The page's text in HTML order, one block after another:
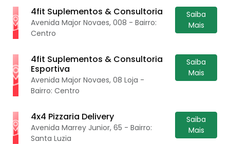
4fit Suplementos & Consultoria
Avenida Major Novaes, 008 - Bairro:
Centro
Saiba
Mais
4fit Suplementos & Consultoria
Esportiva
Avenida Major Novaes, 08 Loja -
Bairro: Centro
Saiba
Mais
4x4 Pizzaria Delivery
Avenida Marrey Junior, 65 - Bairro:
Santa Luzia
Saiba
Mais